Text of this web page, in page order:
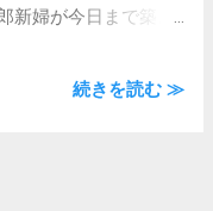
新婦が今日まで築き
うね。 最近はこうい
続きを読む ≫